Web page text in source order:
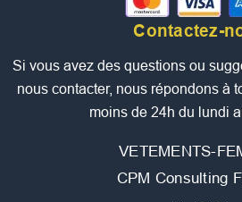
Contactez-
Si vous avez des questions ou
nous contacter, nous répondons à
moins de 24h du lundi
VETEMENTS-
CPM Consulting